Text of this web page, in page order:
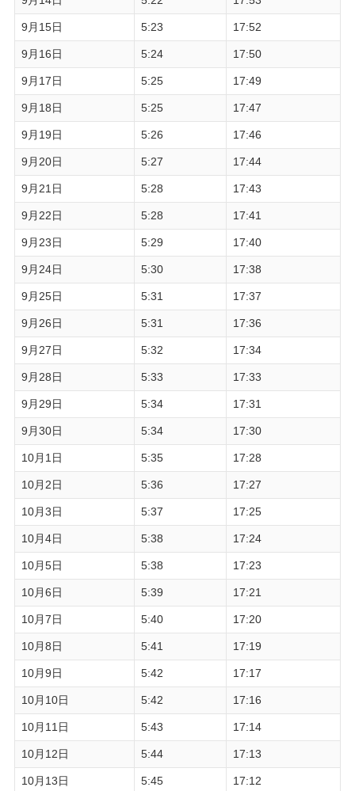
9月15日 5:23 17:52
9月16日 5:24 17:50
9月17日 5:25 17:49
9月18日 5:25 17:47
9月19日 5:26 17:46
9月20日 5:27 17:44
9月21日 5:28 17:43
9月22日 5:28 17:41
9月23日 5:29 17:40
9月24日 5:30 17:38
9月25日 5:31 17:37
9月26日 5:31 17:36
9月27日 5:32 17:34
9月28日 5:33 17:33
9月29日 5:34 17:31
9月30日 5:34 17:30
10月1日 5:35 17:28
10月2日 5:36 17:27
10月3日 5:37 17:25
10月4日 5:38 17:24
10月5日 5:38 17:23
10月6日 5:39 17:21
10月7日 5:40 17:20
10月8日 5:41 17:19
10月9日 5:42 17:17
10月10日 5:42 17:16
10月11日 5:43 17:14
10月12日 5:44 17:13
10月13日 5:45 17:12